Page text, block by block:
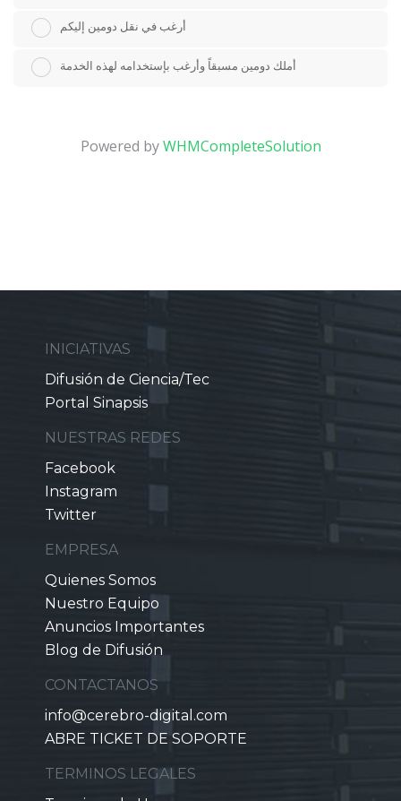
أرغب في نقل دومين إليكم
أملك دومين مسبقاً وأرغب بإستخدامه لهذه الخدمة
Powered byWHMCompleteSolution
INICIATIVAS
Difusión de Ciencia/Tec
Portal Sinapsis
NUESTRAS REDES
Facebook
Instagram
Twitter
EMPRESA
Quienes Somos
Nuestro Equipo
Anuncios Importantes
Blog de Difusión
CONTACTANOS
info@cerebro-digital.com
ABRE TICKET DE SOPORTE
TERMINOS LEGALES